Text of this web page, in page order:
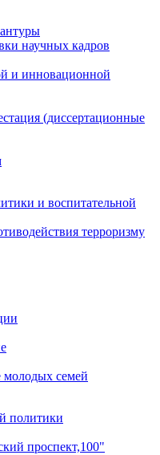
научных кадров
и инновационной
(диссертационные
и воспитательной
терроризму
семей
политики
проспект,100"